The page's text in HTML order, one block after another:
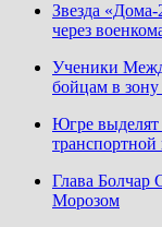
Звезда
через
Ученики
бойцам в
Югре выделят
Глава Болчар
Морозом